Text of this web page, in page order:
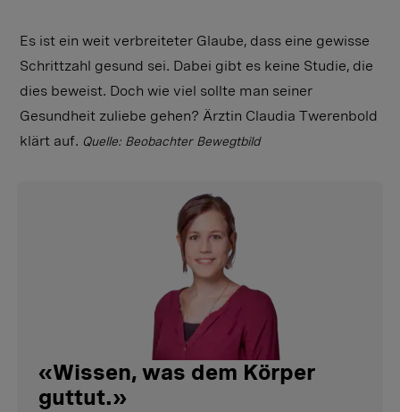
Es ist ein weit verbreiteter Glaube, dass eine gewisse
Schrittzahl gesund sei. Dabei gibt es keine Studie, die
dies beweist. Doch wie viel sollte man seiner
Gesundheit zuliebe gehen? Ärztin Claudia Twerenbold
klärt auf. Quelle: Beobachter Bewegtbild
«Wissen, was dem Körper
guttut.»